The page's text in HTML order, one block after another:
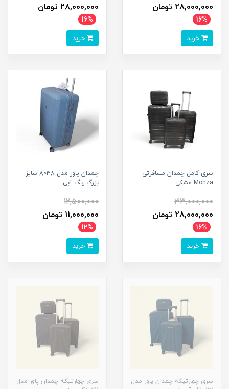
28,000,000 تومان
16%
28,000,000 تومان
16%
سری کامل چمدان مسافرتی
Monza مشکی
33,000,000
28,000,000 تومان
16%
چمدان پاور مدل 8038 سایز
بزرگ رنگ آبی
12,500,000
11,000,000 تومان
12%
سری چهارتیکه چمدان پاور مدل
سری چهارتیکه چمدان پاور مدل